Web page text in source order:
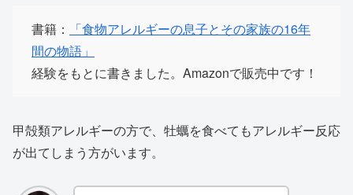
書籍：
「食物アレルギーの息子とその家族の16年
間の物語」
経験をもとに書きました。Amazonで販売中です！
甲殻類アレルギーの方で、牡蠣を食べてもアレルギー反応
が出てしまう方がいます。